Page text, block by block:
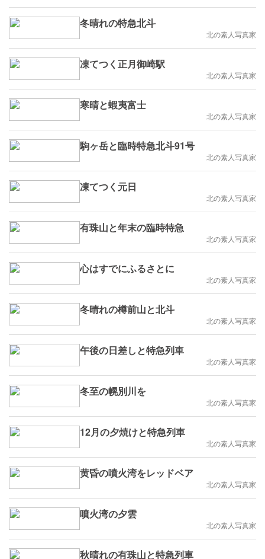
冬晴れの特急北斗
北の素人写真家
凍てつく正月御崎駅
北の素人写真家
寒晴と蝦夷富士
北の素人写真家
駒ヶ岳と臨時特急北斗91号
北の素人写真家
凍てつく元日
北の素人写真家
有珠山と年末の臨時特急
北の素人写真家
心はすでにふるさとに
北の素人写真家
冬晴れの樽前山と北斗
北の素人写真家
午後の日差しと特急列車
北の素人写真家
冬至の幌別川を
北の素人写真家
12月の夕焼けと特急列車
北の素人写真家
黄昏の噴火湾をレッドベア
北の素人写真家
噴火湾の夕雲
北の素人写真家
秋晴れの有珠山と特急列車